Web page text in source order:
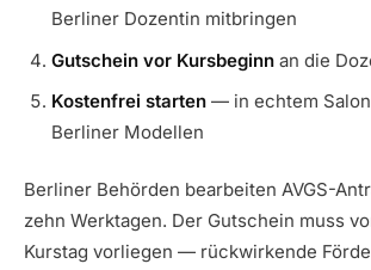
Berliner Dozentin mitbringen
Gutschein vor Kursbeginnan die
Kostenfrei starten— in echtem
Berliner Modellen
Berliner Behörden bearbeiten AVGS-
zehn Werktagen. Der Gutschein muss
Kurstag vorliegen — rückwirkende